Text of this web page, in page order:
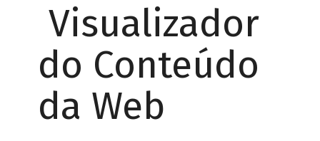
Visualizador
do Conteúdo
da Web